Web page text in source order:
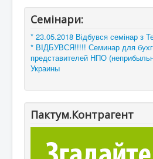
Семінари:
* 23.05.2018 Відбувся семінар з
* ВІДБУВСЯ!!!!! Семинар для
представителей НПО
Украины
Пактум.Контрагент